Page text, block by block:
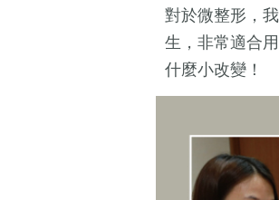
對於微整形，
生，非常適合
什麼小改變！